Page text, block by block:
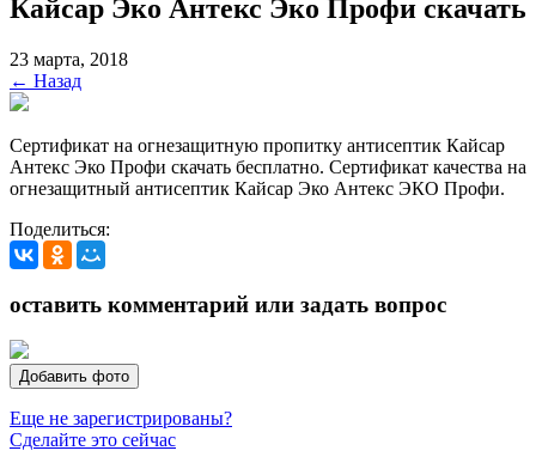
Кайсар Эко Антекс Эко Профи скачать
23 марта, 2018
← Назад
Сертификат на огнезащитную пропитку антисептик Кайсар
Антекс Эко Профи скачать бесплатно. Сертификат качества на
огнезащитный антисептик Кайсар Эко Антекс ЭКО Профи.
Поделиться:
оставить комментарий или задать вопрос
Добавить фото
Еще не зарегистрированы?
Сделайте это сейчас